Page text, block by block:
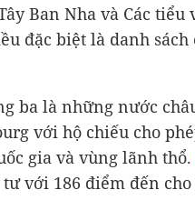
Ban Nha và Các
đặc biệt là danh
ba là những nước
với hộ chiếu cho
gia và vùng lãnh thổ.
với 186 điểm đến